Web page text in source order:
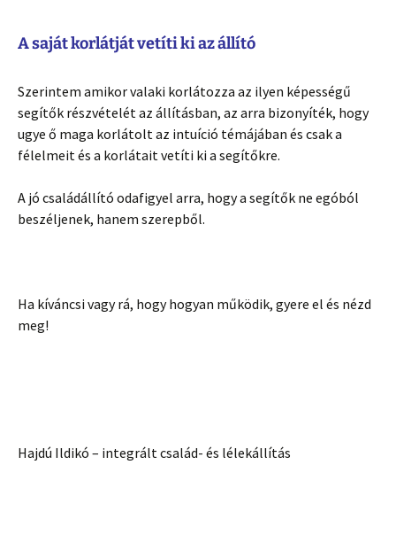
A saját korlátját vetíti ki az állító
Szerintem amikor valaki korlátozza az ilyen képességű
segítők részvételét az állításban, az arra bizonyíték, hogy
ugye ő maga korlátolt az intuíció témájában és csak a
félelmeit és a korlátait vetíti ki a segítőkre.
A jó családállító odafigyel arra, hogy a segítők ne egóból
beszéljenek, hanem szerepből.
Ha kíváncsi vagy rá, hogy hogyan működik, gyere el és nézd
meg!
Hajdú Ildikó – integrált család- és lélekállítás